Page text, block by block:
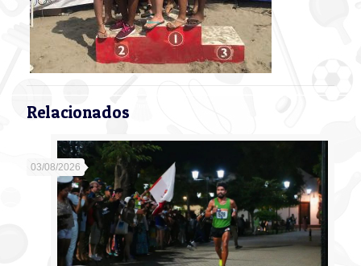
Relacionados
03/08/2026